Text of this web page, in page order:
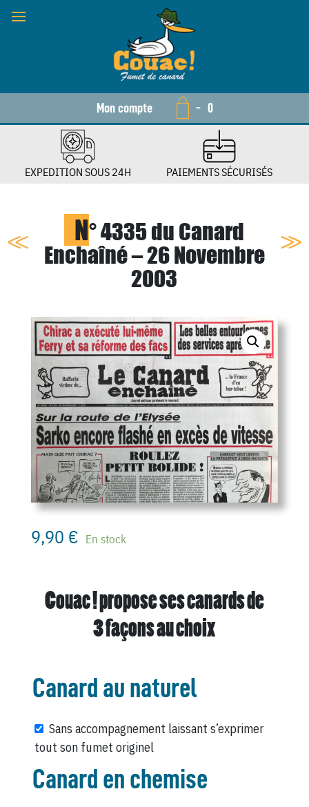
Mon compte - 0
EXPEDITION SOUS 24H PAIEMENTS SÉCURISÉS
N° 4335 du Canard
Enchaîné – 26 Novembre
2003
9,90 € En stock
Couac ! propose ses canards de
3 façons au choix
Canard au naturel
Sans accompagnement laissant s’exprimer
tout son fumet originel
Canard en chemise